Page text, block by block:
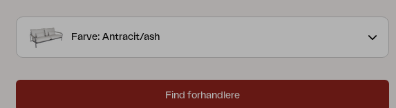
Lomma
Lerberget er en premium-serie uden for det sædvanlige, både i
kvalitet og design. Når de bedste materialer møder
kun fanger øjet, men også sidder mere behageligt end
nogensinde. Rustfri stålramme i to nøgterne nuancer, brede
Farve: Antracit/ash
Find forhandlere